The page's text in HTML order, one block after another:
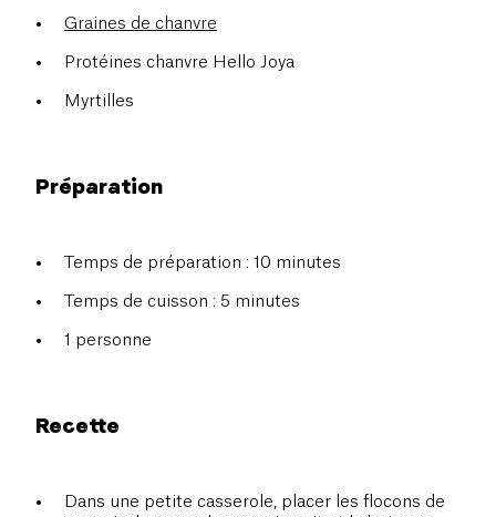
Graines de chanvre
Protéines chanvre Hello Joya
Myrtilles
Préparation
Temps de préparation : 10 minutes
Temps de cuisson : 5 minutes
1 personne
Recette
Dans une petite casserole, placer les flocons de